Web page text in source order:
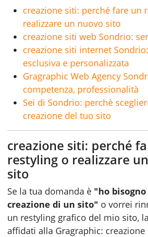
creazione siti: perché fare un
realizzare un nuovo sito
creazione siti web Sondrio:
creazione siti internet
esclusiva e personalizzata
Gragraphic Web Agency
competenza, professionalità
Sei di Sondrio: perchè
creazione del tuo sito
creazione siti: perché
restyling o realizzare
sito
Se la tua domanda è "ho
creazione di un sito" o vorrei
un restyling grafico del mio sito,
affidati alla Gragraphic: